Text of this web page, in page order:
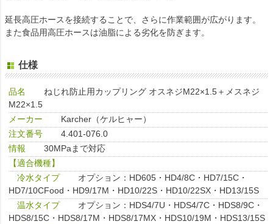
延長高圧ホースを接続することで、さらに作業範囲が広がります。
また食品用高圧ホースは油脂による劣化を防ぎます。
仕様
品名
ねじれ防止用カップリング オスネジM22×1.5＋メスネジ
M22×1.5
メーカー
Karcher（ケルヒャー）
注文番号
4.401-076.0
情報
30MPaまで対応
【適合機種】
冷水タイプ
オプション：HD605・HD4/8C・HD7/15C・
HD7/10CFood・HD9/17M・HD10/22S・HD10/22SX・HD13/15S
温水タイプ
オプション：HDS4/7U・HDS4/7C・HDS8/9C・
HDS8/15C・HDS8/17M・HDS8/17MX・HDS10/19M・HDS13/15S